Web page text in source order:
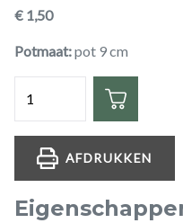
€ 1,50
Potmaat pot 9 cm
AFDRUKKEN